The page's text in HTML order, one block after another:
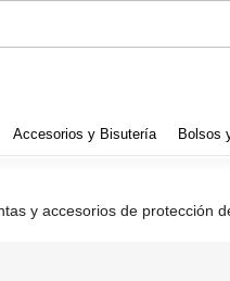
Accesorios y Bisutería Bolsos
y accesorios de protección